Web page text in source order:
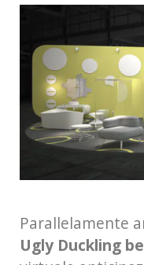
Parallelamente
Ugly Duckling